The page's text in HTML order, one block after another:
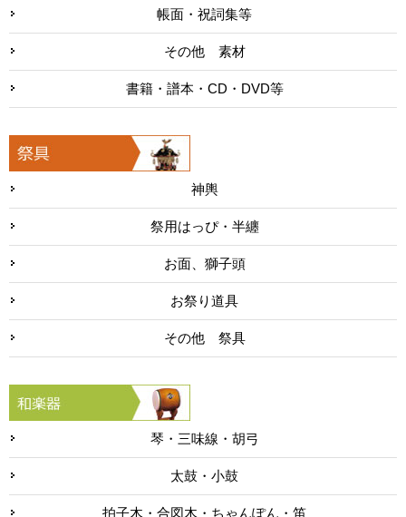
帳面・祝詞集等
その他 素材
書籍・譜本・CD・DVD等
神輿
祭用はっぴ・半纏
お面、獅子頭
お祭り道具
その他 祭具
琴・三味線・胡弓
太鼓・小鼓
拍子木・合図木・ちゃんぽん・笛